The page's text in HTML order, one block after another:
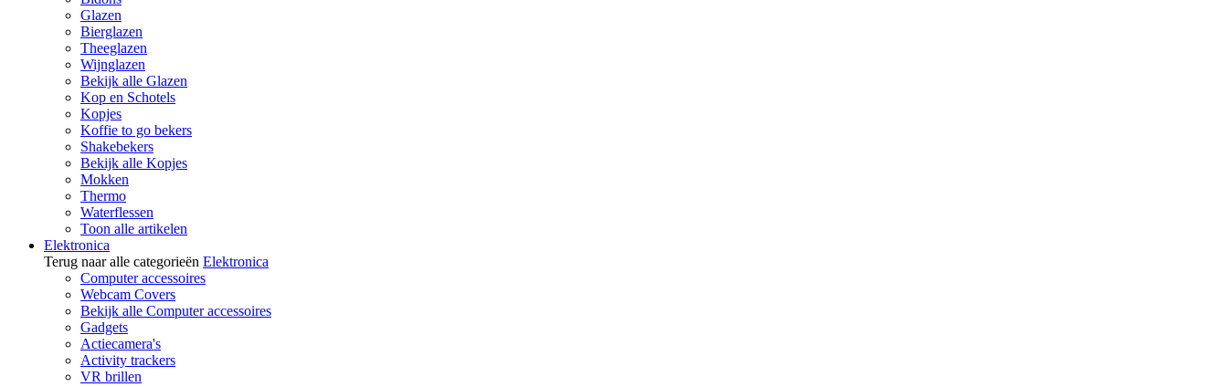
Glazen
Bierglazen
Theeglazen
Wijnglazen
Bekijk alle Glazen
Kop en Schotels
Kopjes
Koffie to go bekers
Shakebekers
Bekijk alle Kopjes
Mokken
Thermo
Waterflessen
Toon alle artikelen
Elektronica
Terug naar alle categorieën Elektronica
Computer accessoires
Webcam Covers
Bekijk alle Computer accessoires
Gadgets
Actiecamera's
Activity trackers
VR brillen